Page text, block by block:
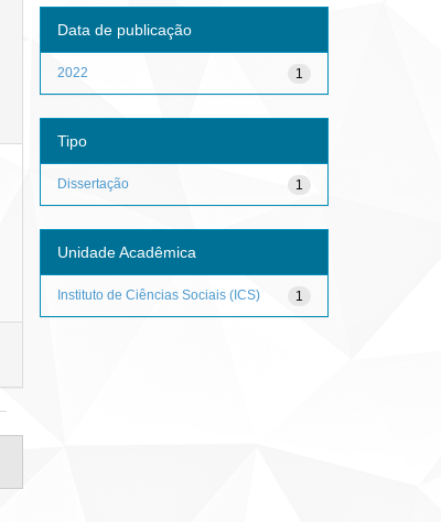
Data de publicação
1
2022
Tipo
1
Dissertação
Unidade Acadêmica
1
Instituto de Ciências Sociais (ICS)